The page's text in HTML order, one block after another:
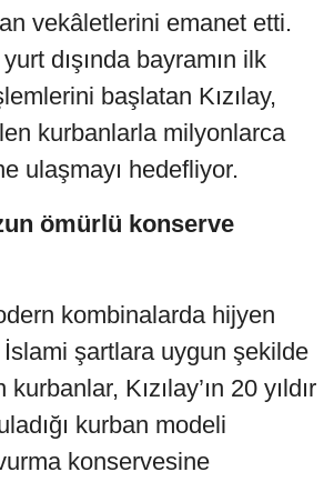
vekâletlerini emanet etti.
dışında bayramın ilk
başlatan Kızılay,
kurbanlarla milyonlarca
ulaşmayı hedefliyor.
ömürlü konserve
kombinalarda hijyen
İslami şartlara uygun şekilde
Kızılay’ın 20 yıldır
kurban modeli
konservesine